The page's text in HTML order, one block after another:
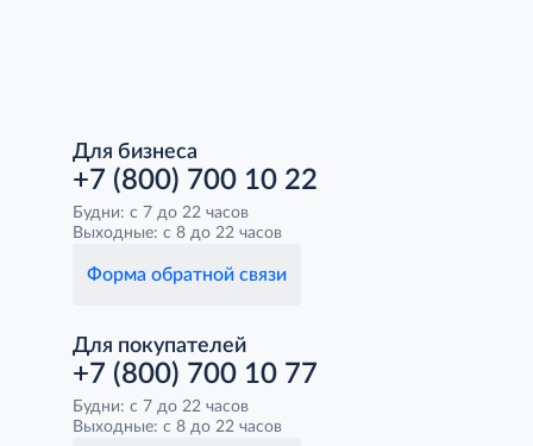
Для бизнеса
+7 (800) 700 10 22
Будни: с 7 до 22 часов
Выходные: с 8 до 22 часов
Форма обратной связи
Для покупателей
+7 (800) 700 10 77
Будни: с 7 до 22 часов
Выходные: с 8 до 22 часов